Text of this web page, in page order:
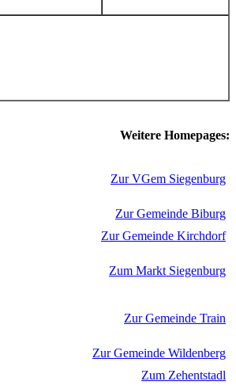
Weitere Homepages:
Zur VGem Siegenburg
Zur Gemeinde Biburg
Zur Gemeinde Kirchdorf
Zum Markt Siegenburg
Zur Gemeinde Train
Zur Gemeinde Wildenberg
Zum Zehentstadl